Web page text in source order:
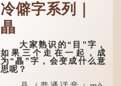
冷僻字系列｜
瞐
大家熟识的“目”字，
如果三个走在一起，成
为“瞐”字，会变成什么意
思呢？